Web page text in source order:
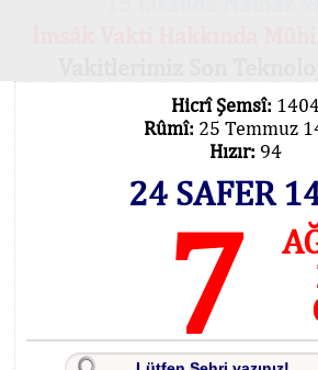
Hicrî Şemsî:
Rûmî: 25 Temmuz
Hızır: 94
24 SAFER
7